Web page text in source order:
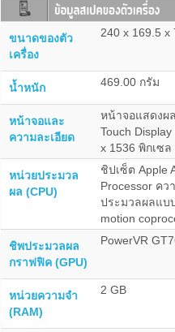
ขนาดของตัว
เครื่อง
240 x 169.5 x
น้ำหนัก 469.00 กรัม
หน้าจอและ
ความละเอียด
หน้าจอแสดงผ
Touch
x 1536 พิกเซล
หน่วยประมวล
ผล (CPU)
ชิปเซ็ต Apple
Processor คว
ประมวลผลแบ
motion
ชิพประมวลผล
กราฟฟิค (GPU)
PowerVR
หน่วยความจำ
(RAM)
2 GB